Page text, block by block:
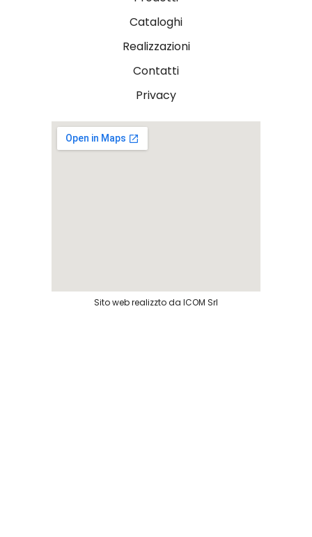
Cataloghi
Realizzazioni
Contatti
Privacy
Sito web realizzto da ICOM Srl